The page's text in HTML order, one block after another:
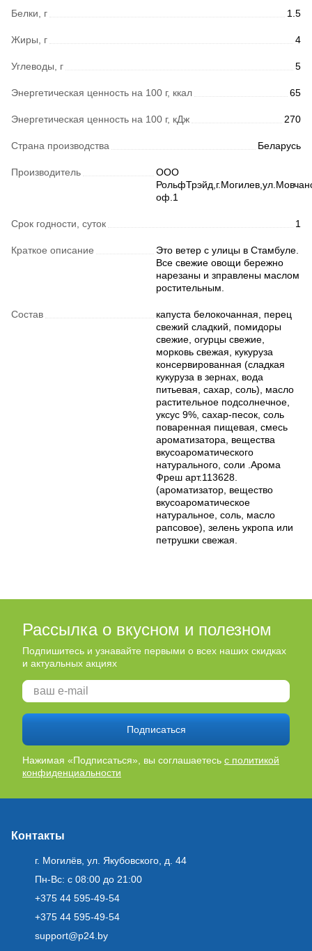
Белки, г 1.5
Жиры, г 4
Углеводы, г 5
Энергетическая ценность на 100 г, ккал 65
Энергетическая ценность на 100 г, кДж 270
Страна производства Беларусь
Производитель
ООО
оф.1
Срок годности, суток 1
Краткое описание
Это ветер с улицы в Стамбуле.
Все свежие овощи бережно
нарезаны и зправлены маслом
ростительным.
Состав
капуста белокочанная, перец
свежий сладкий, помидоры
свежие, огурцы свежие,
морковь свежая, кукуруза
консервированная (сладкая
кукуруза в зернах, вода
питьевая, сахар, соль), масло
растительное подсолнечное,
уксус 9%, сахар-песок, соль
поваренная пищевая, смесь
ароматизатора, вещества
вкусоароматического
натурального, соли .Арома
Фреш арт.113628.
(ароматизатор, вещество
вкусоароматическое
натуральное, соль, масло
рапсовое), зелень укропа или
петрушки свежая.
Рассылка о вкусном и полезном
Подпишитесь и узнавайте первыми о всех наших скидках
и актуальных акциях
Подписаться
Нажимая «Подписаться», вы соглашаетесь с политикой
конфиденциальности
Контакты
г. Могилёв, ул. Якубовского, д. 44
Пн-Вс: с 08:00 до 21:00
+375 44 595-49-54
+375 44 595-49-54
support@p24.by